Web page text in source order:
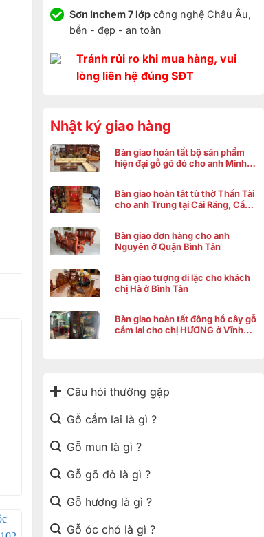
Sơn Inchem 7 lớpcông nghệ Châu Âu,
bền - đẹp - an toàn
Tránh rủi ro khi mua hàng, vui
lòng liên hệ đúng SĐT
Nhật ký giao hàng
Bàn giao hoàn tất bộ sản phẩm
hiện đại gỗ gõ đỏ cho anh Minh ở
Bàn giao hoàn tất tủ thờ Thần Tài
cho anh Trung tại Cái Răng, Cần
Bàn giao đơn hàng cho anh
Nguyên ở Quận Bình Tân
Bàn giao tượng di lặc cho khách
chị Hà ở Bình Tân
Bàn giao hoàn tất đông hồ cây gỗ
cẩm lai cho chị HƯƠNG ở Vĩnh
Câu hỏi thường gặp
Gỗ cẩm lai là gì ?
Gỗ mun là gì ?
Gỗ gõ đỏ là gì ?
Gỗ hương là gì ?
Gỗ óc chó là gì ?